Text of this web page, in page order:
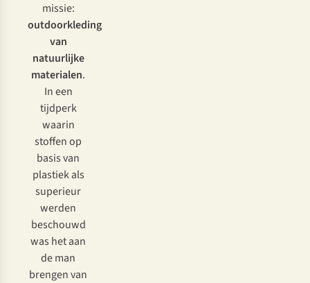
missie:
outdoorkleding
van
natuurlijke
materialen.
In een
tijdperk
waarin
stoffen op
basis van
plastiek als
superieur
werden
beschouwd
was het aan
de man
brengen van